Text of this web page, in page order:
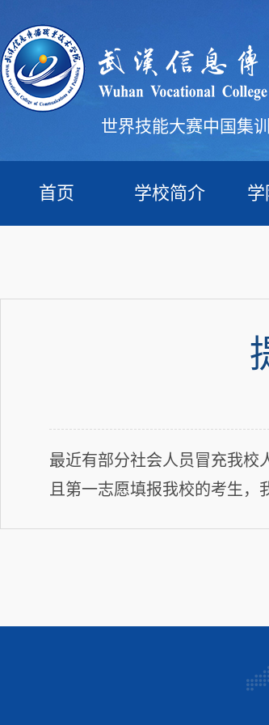
世界技能大赛中国集
首页 学校简介 学
最近有部分社会人员冒充我校
且第一志愿填报我校的考生，